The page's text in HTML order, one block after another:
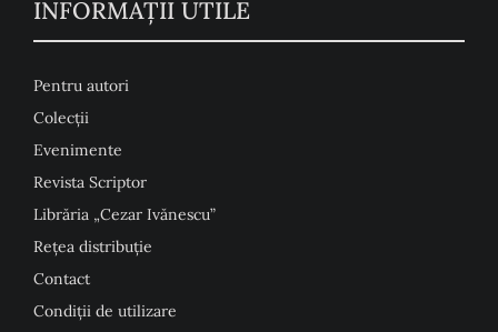
INFORMAŢII UTILE
Pentru autori
Colecţii
Evenimente
Revista Scriptor
Librăria „Cezar Ivănescu”
Rețea distribuție
Contact
Condiţii de utilizare